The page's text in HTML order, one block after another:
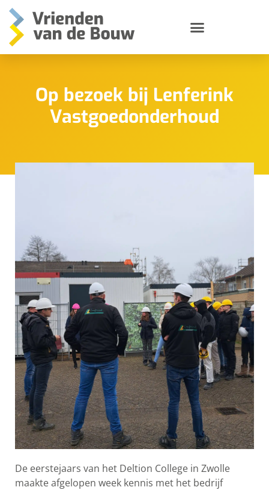
Op bezoek bij Lenferink
Vastgoedonderhoud
De eerstejaars van het Deltion College in Zwolle
maakte afgelopen week kennis met het bedrijf